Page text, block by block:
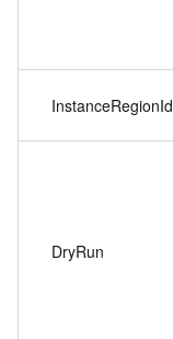
InstanceRegionId
DryRun